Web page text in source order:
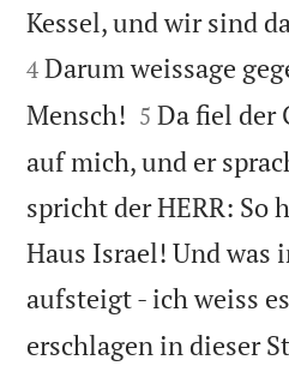
Kessel, und wir sind
4 Darum weissage
Mensch! 

5 Da fiel der
auf mich, und er
spricht der HERR: So
Haus Israel! Und was
aufsteigt - ich weiss
erschlagen in dieser